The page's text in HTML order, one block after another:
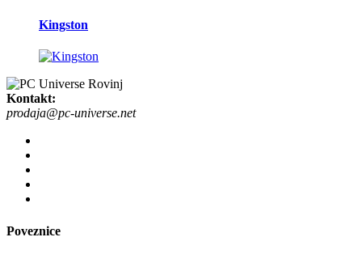
Kingston
Kontakt:
prodaja@pc-universe.net
Poveznice